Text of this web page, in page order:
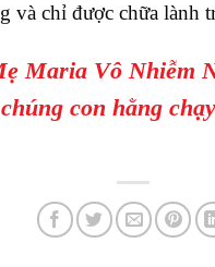
và chỉ được chữa lành
Maria Vô Nhiễm
con hằng